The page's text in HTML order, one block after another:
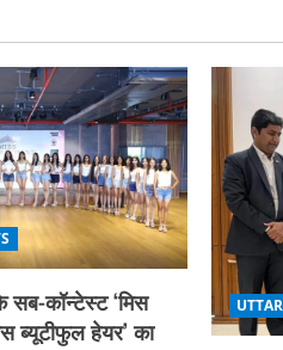
सब-कॉन्टेस्ट ‘मिस
ब्यूटीफुल हेयर’ का